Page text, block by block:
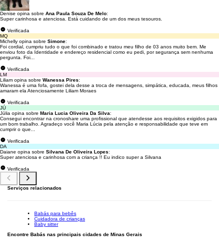
Denise opina sobre Ana Paula Souza De Melo:
Super carinhosa e atenciosa. Está cuidando de um dos meus tesouros.
Verificada
MQ
Michelly opina sobre Simone:
Foi cordial, cumpriu tudo o que foi combinado e tratou meu filho de 03 anos muito bem. Me
enviou foto da Identidade e endereço residencial como eu pedi, por segurança sem nenhuma
pergunta. Foi...
Verificada
LM
Liliam opina sobre Wanessa Pires:
Wanessa é uma fofa, gostei dela desse a troca de mensagens, simpática, educada, meus filhos
amaram ela Atenciosamente Liliam Moraes
Verificada
JÚ
Júlia opina sobre Maria Lucia Oliveira Da Silva:
Consegui encontrar na cronoshare uma profissional que atendesse aos requisitos exigidos para
um bom trabalho. Agradeço você Maria Lúcia pela atenção e responsabilidade que teve em
cumprir o que...
Verificada
DA
Daiane opina sobre Silvana De Oliveira Lopes:
Super atenciosa e carinhosa com a criança !! Eu indico super a Silvana
Verificada
Serviços relacionados
Babás para bebês
Cuidadora de crianças
Baby sitter
Encontre Babás nas principais cidades de Minas Gerais